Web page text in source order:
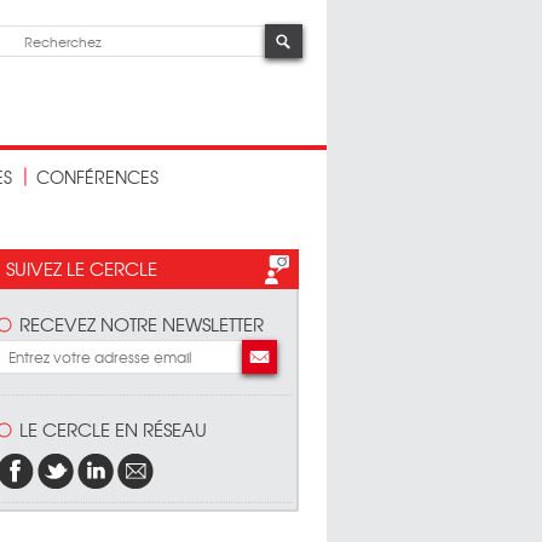
CONFÉRENCES
SUIVEZ LE CERCLE
RECEVEZ NOTRE NEWSLETTER
LE CERCLE EN RÉSEAU